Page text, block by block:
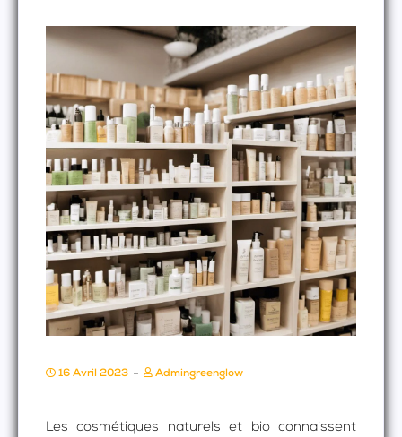
16 Avril 2023 Admingreenglow
Les cosmétiques naturels et bio connaissent